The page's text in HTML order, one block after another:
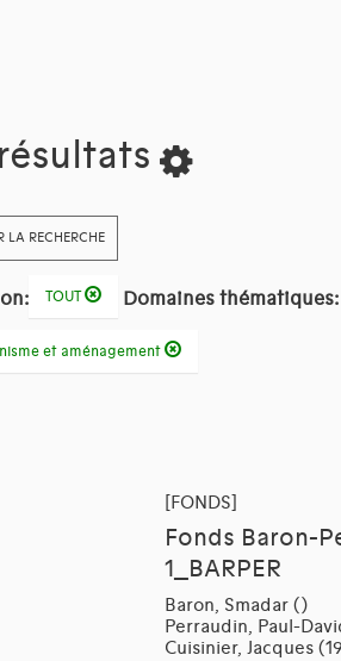
LA RECHERCHE
TOUT Domaines thématiques:
et aménagement
[FONDS]
Fonds Baron-
1_BARPER
Baron, Smadar ()
Perraudin, Paul-
Cuisinier, Jacques